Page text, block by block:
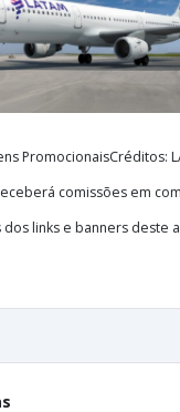
PromocionaisCréditos:
comissões em
dos links e banners deste